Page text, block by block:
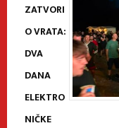
ZATVORI
O VRATA:
DVA
DANA
ELEKTRO
NIČKE